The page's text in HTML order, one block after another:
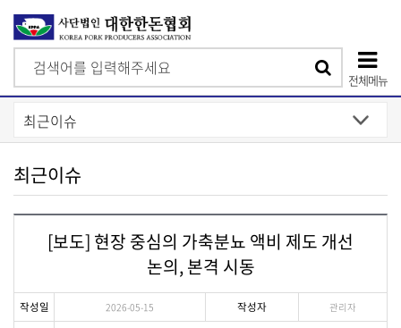
색
전체메뉴
상
단
모
바
일
최근이슈
[보도] 현장 중심의 가축분뇨 액비 제도 개선
논의, 본격 시동
작성일 2026-05-15 작성자 관리자